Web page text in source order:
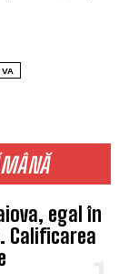
egal în
Calificarea